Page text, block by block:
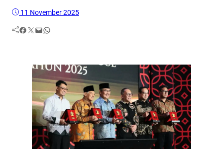
11 November 2025
Facebook Twitter Mail WhatsApp